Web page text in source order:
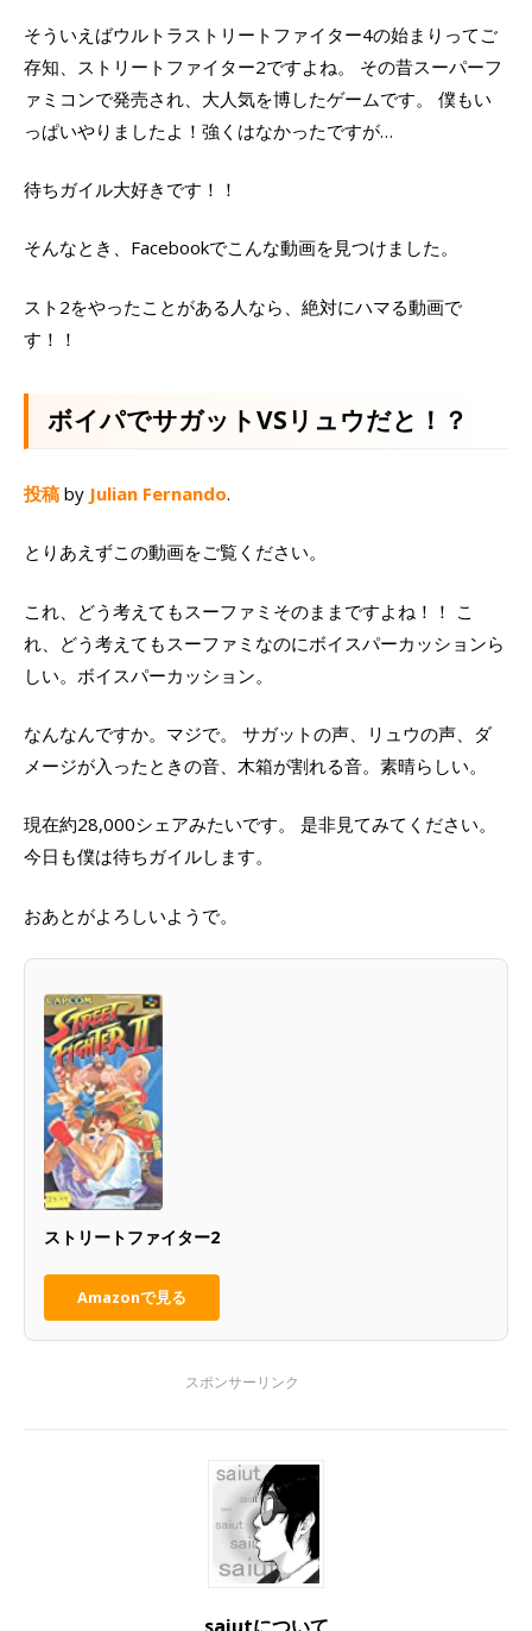
そういえばウルトラストリートファイター4の始まりってご
存知、ストリートファイター2ですよね。 その昔スーパーフ
ァミコンで発売され、大人気を博したゲームです。 僕もい
っぱいやりましたよ！強くはなかったですが…
待ちガイル大好きです！！
そんなとき、Facebookでこんな動画を見つけました。
スト2をやったことがある人なら、絶対にハマる動画で
す！！
ボイパでサガットVSリュウだと！？
投稿 by Julian Fernando.
とりあえずこの動画をご覧ください。
これ、どう考えてもスーファミそのままですよね！！ こ
れ、どう考えてもスーファミなのにボイスパーカッションら
しい。ボイスパーカッション。
なんなんですか。マジで。 サガットの声、リュウの声、ダ
メージが入ったときの音、木箱が割れる音。素晴らしい。
現在約28,000シェアみたいです。 是非見てみてください。
今日も僕は待ちガイルします。
おあとがよろしいようで。
ストリートファイター2
Amazonで見る